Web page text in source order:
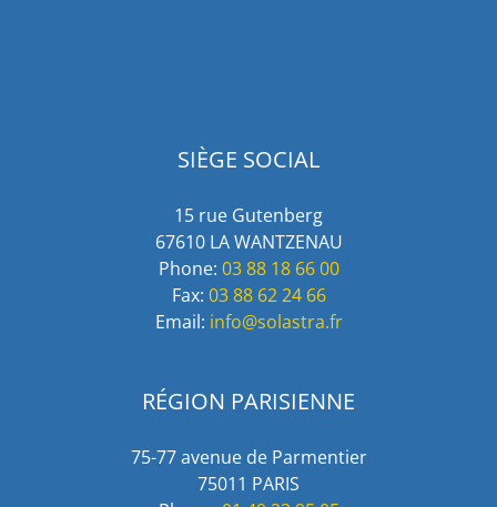
SIÈGE SOCIAL
15 rue Gutenberg
67610 LA WANTZENAU
Phone: 03 88 18 66 00
Fax: 03 88 62 24 66
Email: info@solastra.fr
RÉGION PARISIENNE
75-77 avenue de Parmentier
75011 PARIS